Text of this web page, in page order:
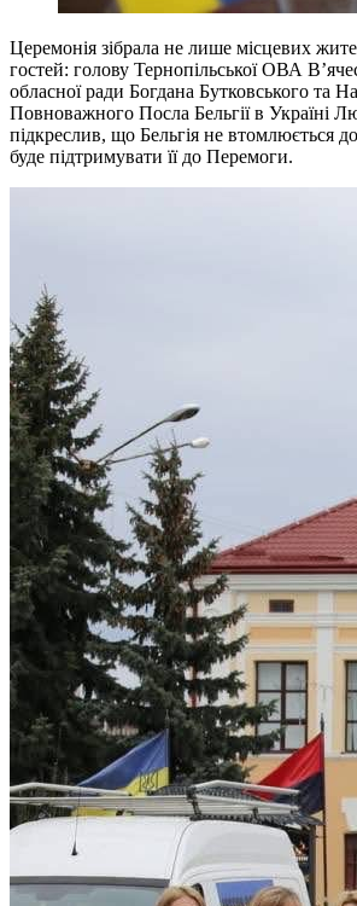
Церемонія зібрала не лише місцевих
гостей: голову Тернопільської ОВА
обласної ради Богдана Бутковського та
Повноважного Посла Бельгії в Україні
підкреслив, що Бельгія не втомлюється
буде підтримувати її до Перемоги.